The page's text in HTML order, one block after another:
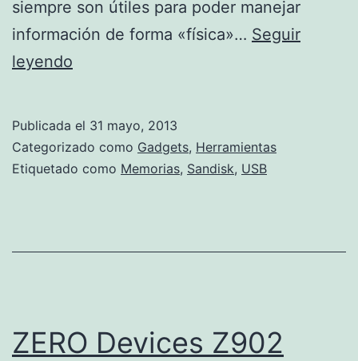
siempre son útiles para poder manejar
información de forma «física»… Seguir
leyendo
de
Sandisk
Publicada el 31 mayo, 2013
Categorizado como Gadgets, Herramientas
Etiquetado como Memorias, Sandisk, USB
ZERO Devices Z902